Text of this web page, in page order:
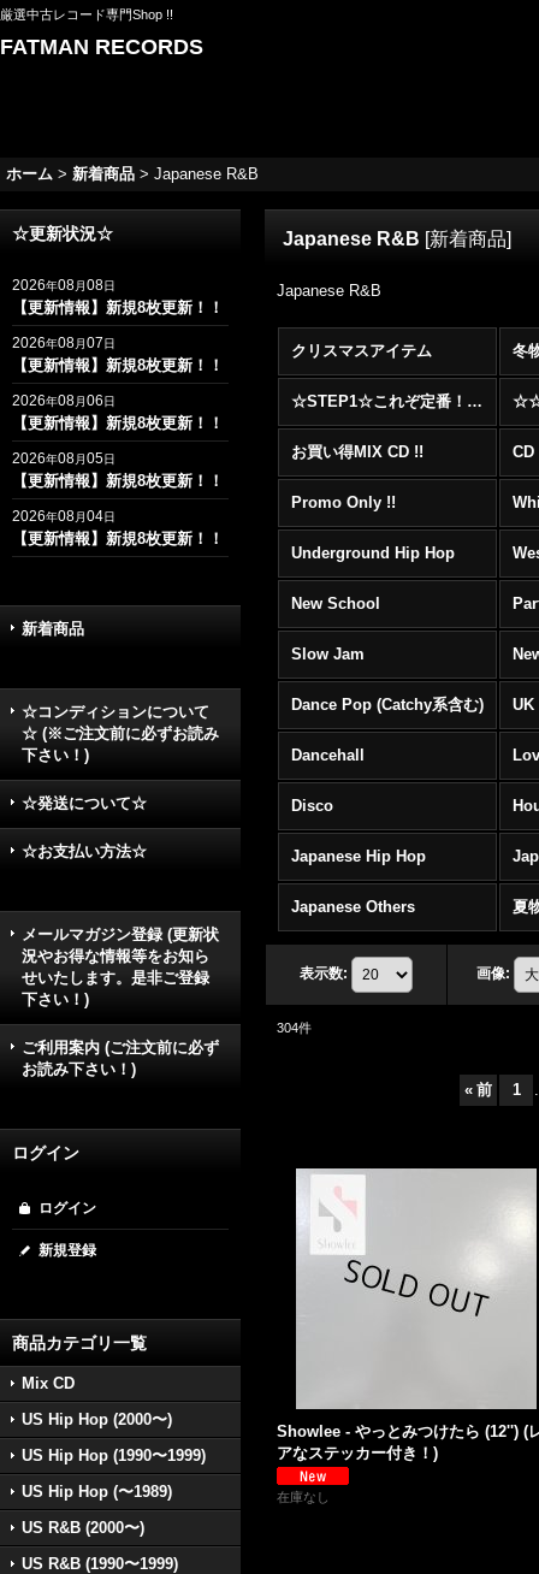
厳選中古レコード専門Shop !!
FATMAN RECORDS
ホーム > 新着商品 > Japanese R&B
☆更新状況☆
2026年08月08日
【更新情報】新規8枚更新！！
2026年08月07日
【更新情報】新規8枚更新！！
2026年08月06日
【更新情報】新規8枚更新！！
2026年08月05日
【更新情報】新規8枚更新！！
2026年08月04日
【更新情報】新規8枚更新！！
新着商品
☆コンディションについて
☆ (※ご注文前に必ずお読み
下さい！)
☆発送について☆
☆お支払い方法☆
メールマガジン登録 (更新状
況やお得な情報等をお知ら
せいたします。是非ご登録
下さい！)
ご利用案内 (ご注文前に必ず
お読み下さい！)
ログイン
ログイン
新規登録
商品カテゴリ一覧
Mix CD
US Hip Hop (2000〜)
US Hip Hop (1990〜1999)
US Hip Hop (〜1989)
US R&B (2000〜)
US R&B (1990〜1999)
Japanese R&B [新着商品]
Japanese R&B
クリスマスアイテム 冬
☆STEP1☆これぞ定番！！まずはここから！2000年代R&BフロアヒットBest 100 !!!
お買い得MIX CD !!
Promo Only !!
Underground Hip Hop
New School
Slow Jam
Dance Pop (Catchy系含む) UK
Dancehall
Disco
Japanese Hip Hop
Japanese Others 夏
表示数: 画像:
304件
« 前 1
Showlee - やっとみつけたら (12'') (
アなステッカー付き！)
在庫なし